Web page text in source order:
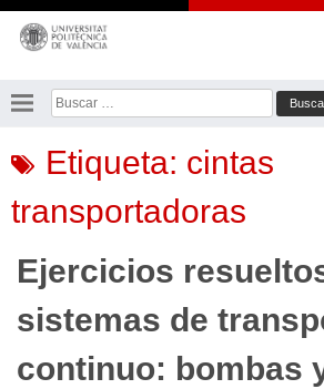
Saltar
contenido
Buscar:
Etiqueta: cintas
transportadoras
Ejercicios
sistemas de
continuo: bombas